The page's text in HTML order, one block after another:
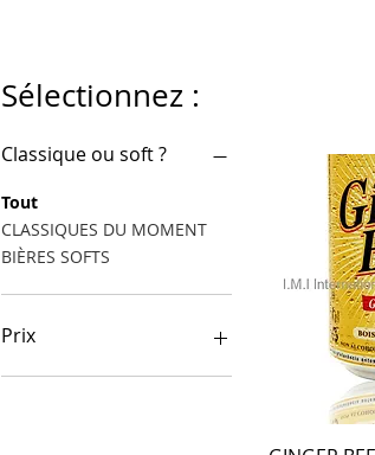
Sélectionnez :
Classique ou soft ?
Tout
CLASSIQUES DU MOMENT
BIÈRES SOFTS
Prix